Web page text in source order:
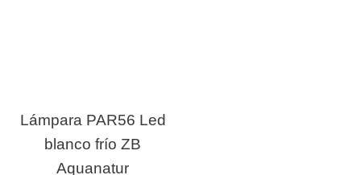
Lámpara PAR56 Led
blanco frío ZB
Aquanatur